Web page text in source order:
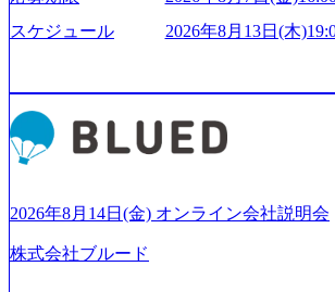
張って会社が好きだと言えるような家族
たい」という想いで会社を設立 PwC・ア
社出身者など、様々な経歴の社員が活躍
すく魅力的な環境が整っているため、定
ら「働きがいのある会社」に4年連続ベス
出されている。 残業時間は平均30時間程
や各種プロジェクトマネジメント、最先
をデザインする」というビジョンを掲げ
いることは何かを追究し、本当に価値の
スケジュール
2026年8月13日(木
2026年8月14日(金) オンライン会社説明会
株式会社ブルード